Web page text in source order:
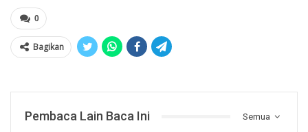
0
Bagikan
Semua
Pembaca Lain Baca Ini